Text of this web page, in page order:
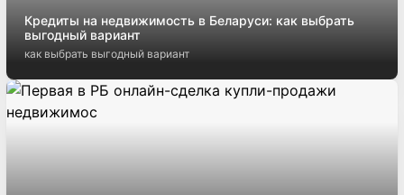
Кредиты на недвижимость в Беларуси: как выбрать
выгодный вариант
как выбрать выгодный вариант